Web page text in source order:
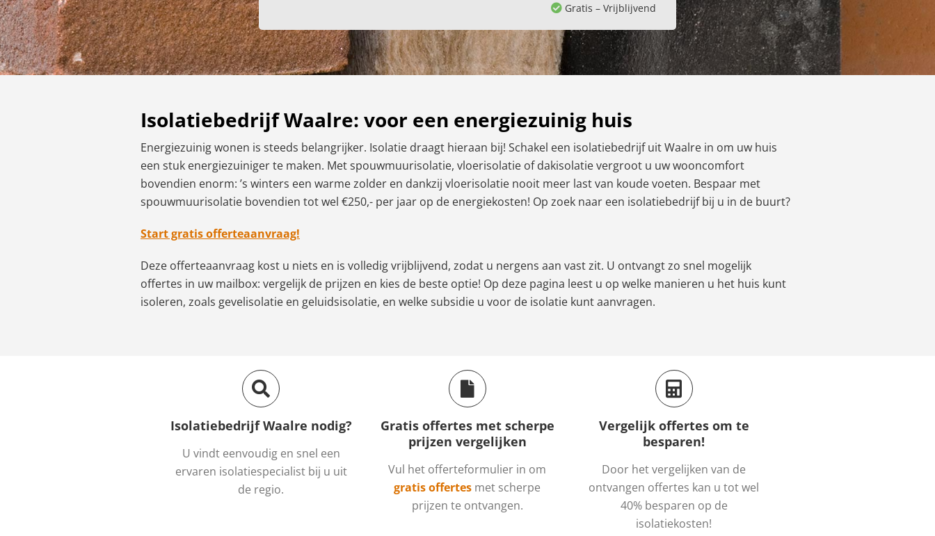
Gratis – Vrijblijvend
Isolatiebedrijf Waalre: voor een energiezuinig huis
Energiezuinig wonen is steeds belangrijker. Isolatie draagt hieraan bij! Schakel een isolatiebedrijf uit Waalre in om uw huis
een stuk energiezuiniger te maken. Met spouwmuurisolatie, vloerisolatie of dakisolatie vergroot u uw wooncomfort
bovendien enorm: ’s winters een warme zolder en dankzij vloerisolatie nooit meer last van koude voeten. Bespaar met
spouwmuurisolatie bovendien tot wel €250,- per jaar op de energiekosten! Op zoek naar een isolatiebedrijf bij u in de buurt?
Start gratis offerteaanvraag!
Deze offerteaanvraag kost u niets en is volledig vrijblijvend, zodat u nergens aan vast zit. U ontvangt zo snel mogelijk
offertes in uw mailbox: vergelijk de prijzen en kies de beste optie! Op deze pagina leest u op welke manieren u het huis kunt
isoleren, zoals gevelisolatie en geluidsisolatie, en welke subsidie u voor de isolatie kunt aanvragen.
Isolatiebedrijf Waalre nodig?
U vindt eenvoudig en snel een
ervaren isolatiespecialist bij u uit
de regio.
Gratis offertes met scherpe
prijzen vergelijken
Vul het offerteformulier in om
gratis offertes met scherpe
prijzen te ontvangen.
Vergelijk offertes om te
besparen!
Door het vergelijken van de
ontvangen offertes kan u tot wel
40% besparen op de
isolatiekosten!